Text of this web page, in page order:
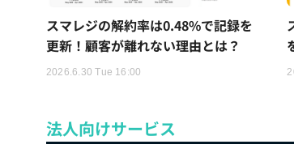
スマレジの解約率は0.48%で記録を
更新！顧客が離れない理由とは？
2026.6.30 Tue 16:00
法人向けサービス